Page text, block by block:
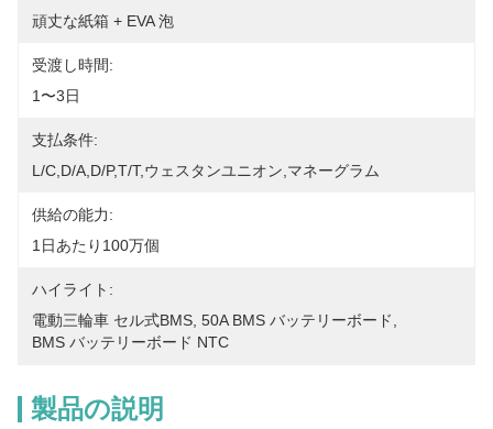
頑丈な紙箱 + EVA 泡
受渡し時間:
1〜3日
支払条件:
L/C,D/A,D/P,T/T,ウェスタンユニオン,マネーグラム
供給の能力:
1日あたり100万個
ハイライト:
電動三輪車 セル式BMS 50A BMS バッテリーボード
BMS バッテリーボード NTC
製品の説明